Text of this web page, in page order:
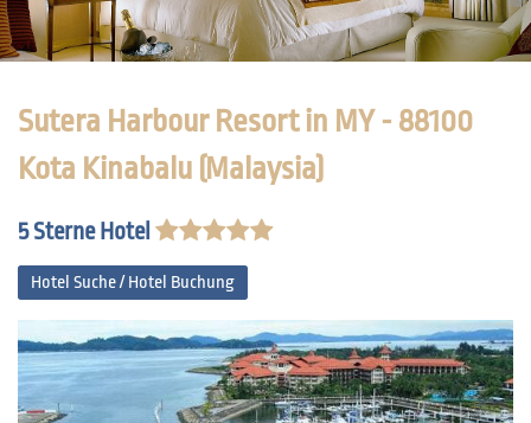
Sutera Harbour Resort in MY - 88100
Kota Kinabalu (Malaysia)
5 Sterne Hotel
Hotel Suche / Hotel Buchung